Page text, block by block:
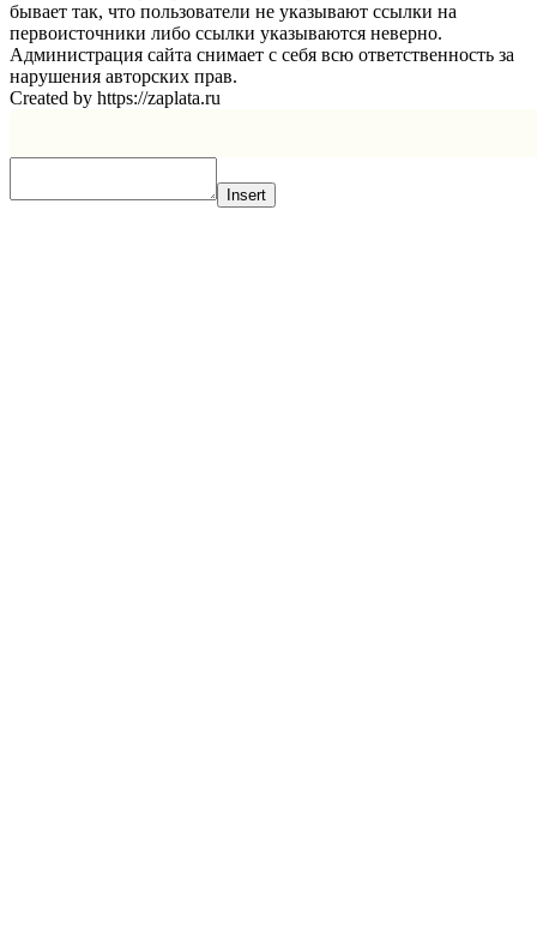
бывает так, что пользователи не указывают ссылки на
первоисточники либо ссылки указываются неверно.
Администрация сайта снимает с себя всю ответственность за
нарушения авторских прав.
Created by https://zaplata.ru
Insert